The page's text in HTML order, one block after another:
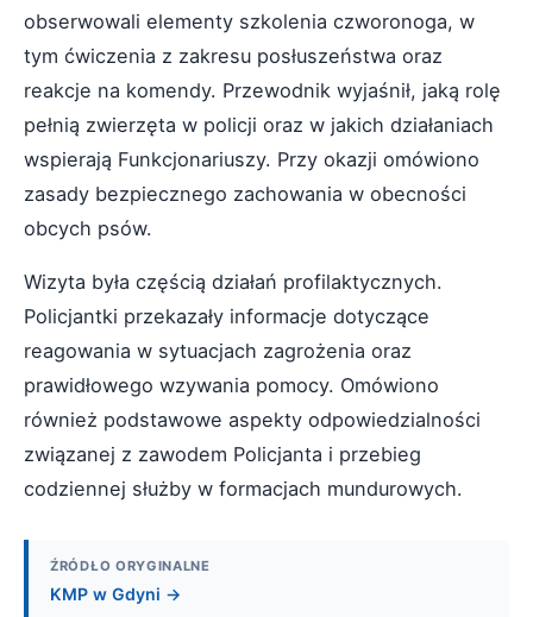
obserwowali elementy szkolenia czworonoga, w
tym ćwiczenia z zakresu posłuszeństwa oraz
reakcje na komendy. Przewodnik wyjaśnił, jaką rolę
pełnią zwierzęta w policji oraz w jakich działaniach
wspierają Funkcjonariuszy. Przy okazji omówiono
zasady bezpiecznego zachowania w obecności
obcych psów.
Wizyta była częścią działań profilaktycznych.
Policjantki przekazały informacje dotyczące
reagowania w sytuacjach zagrożenia oraz
prawidłowego wzywania pomocy. Omówiono
również podstawowe aspekty odpowiedzialności
związanej z zawodem Policjanta i przebieg
codziennej służby w formacjach mundurowych.
ŹRÓDŁO ORYGINALNE
KMP w Gdyni →